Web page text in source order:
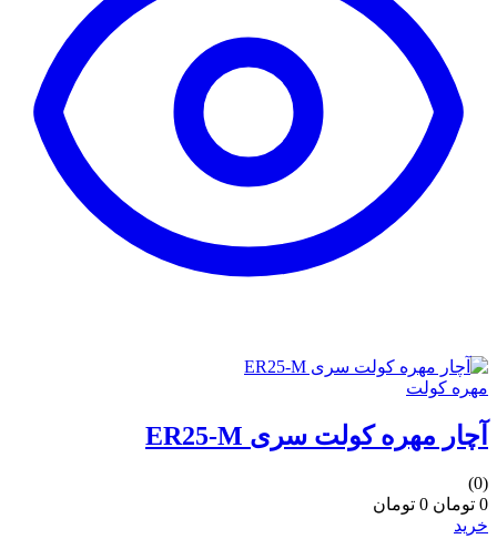
مهره کولت
آچار مهره کولت سری ER25-M
(0)
0 تومان
0 تومان
خرید